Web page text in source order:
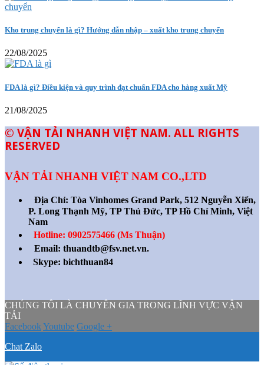
Kho trung chuyển là gì? Hướng dẫn nhập – xuất kho trung chuyển
22/08/2025
FDA là gì? Điều kiện và quy trình đạt chuẩn FDA cho hàng xuất Mỹ
21/08/2025
© VẬN TẢI NHANH VIỆT NAM. ALL RIGHTS
RESERVED
VẬN TẢI NHANH VIỆT NAM CO.,LTD
Địa Chỉ: Tòa Vinhomes Grand Park, 512 Nguyễn Xiển,
P. Long Thạnh Mỹ, TP Thủ Đức, TP Hồ Chí Minh, Việt
Nam
Hotline: 0902575466 (Ms Thuận)
Email: thuandtb@fsv.net.vn.
Skype: bichthuan84
CHÚNG TÔI LÀ CHUYÊN GIA TRONG LĨNH VỰC VẬN
TẢI
FacebookYoutube Google +
Chat Zalo